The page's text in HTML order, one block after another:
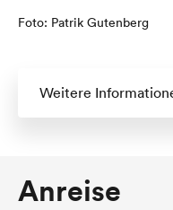
Foto: Patrik Gutenberg
Weitere
Anreise